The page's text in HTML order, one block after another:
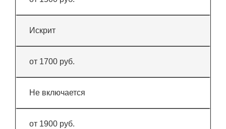
Искрит
от 1700 руб.
Не включается
от 1900 руб.